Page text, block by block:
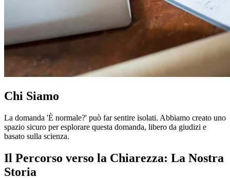
Chi Siamo
La domanda 'È normale?' può far sentire isolati. Abbiamo creato uno
spazio sicuro per esplorare questa domanda, libero da giudizi e
basato sulla scienza.
Il Percorso verso la Chiarezza: La Nostra
Storia